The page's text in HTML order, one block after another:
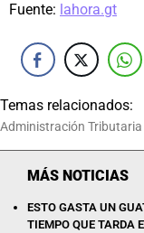
Fuente: lahora.gt
Temas relacionados:
Administración Tributaria
MÁS NOTICIAS
ESTO GASTA UN
TIEMPO QUE TARDA